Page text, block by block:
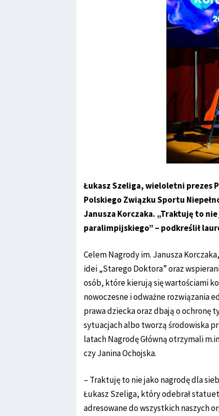
Łukasz Szeliga, wieloletni prezes
Polskiego Związku Sportu
Janusza Korczaka. „Traktuję to
paralimpijskiego” – podkreślił
Celem Nagrody im. Janusza
idei „Starego Doktora” oraz
osób, które kierują się wartościami
nowoczesne i odważne rozwiązania
prawa dziecka oraz dbają o ochronę
sytuacjach albo tworzą środowiska
latach Nagrodę Główną otrzymali
czy Janina Ochojska.
– Traktuję to nie jako nagrodę dla
Łukasz Szeliga, który odebrał
adresowane do wszystkich naszych